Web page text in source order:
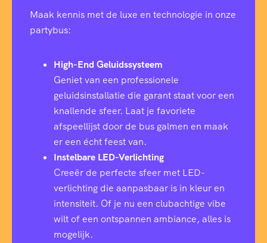
Maak kennis met de luxe en technologie in onze
partybus:
High-End Geluidssysteem
Geniet van een professionele
geluidsinstallatie die garant staat voor een
knallende sfeer. Laat je favoriete
afspeellijst door de bus galmen en maak
er een écht feest van.
Instelbare LED-Verlichting
Creeër de perfecte sfeer met LED-
verlichting die aanpasbaar is in kleur en
intensiteit. Of je nu een clubachtige vibe
wilt of een ontspannen ambiance, alles is
mogelijk.